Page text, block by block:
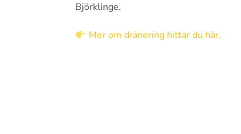
Björklinge.
Mer om dränering hittar du här.